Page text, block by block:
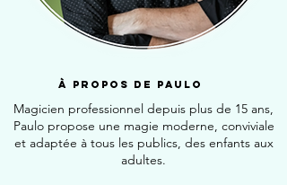
à propos de PAULO
Magicien professionnel depuis plus de 15 ans,
Paulo propose une magie moderne, conviviale
et adaptée à tous les publics, des enfants aux
adultes.